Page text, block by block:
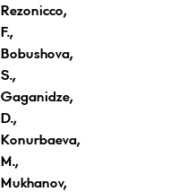
Rezonicco,
F.,
Bobushova,
S.,
Gaganidze,
D.,
Konurbaeva,
M.,
Mukhanov,